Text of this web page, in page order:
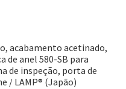
acabamento acetinado,
de anel 580-SB para
de inspeção, porta de
/ LAMP® (Japão)